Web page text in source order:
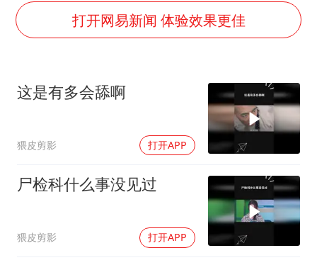
外交部发言人就广岛核爆81周年等答记者问
佛得角门将亮相智利俱乐部主场
民警发现救助的拾荒老人是逃犯
中方回应是否在太平洋海底开采稀土
法国将禁止“未经同意的电话营销”
奋进开新局 实干挑大梁
打开网易新闻 体验效果更佳
这是有多会舔啊
猥皮剪影 打开APP
尸检科什么事没见过
猥皮剪影 打开APP